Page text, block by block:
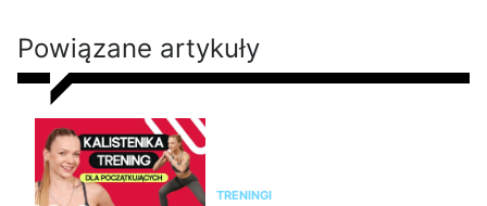
Powiązane artykuły
TRENINGI